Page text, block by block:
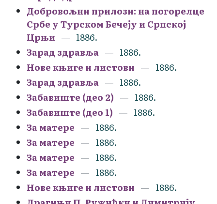
Добровољни прилози: на погорелце
Србе у Турском Бечеју и Српској
Црњи
1886.
Зарад здравља
1886.
Нове књиге и листови
1886.
Зарад здравља
1886.
Забавиште (део 2)
1886.
Забавиште (део 1)
1886.
За матере
1886.
За матере
1886.
За матере
1886.
За матере
1886.
Нове књиге и листови
1886.